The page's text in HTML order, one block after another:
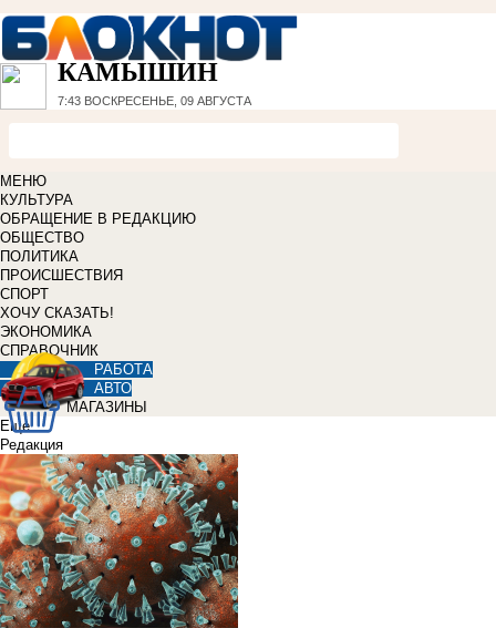
КАМЫШИН
7:43 ВОСКРЕСЕНЬЕ, 09 АВГУСТА
МЕНЮ
КУЛЬТУРА
ОБРАЩЕНИЕ В РЕДАКЦИЮ
ОБЩЕСТВО
ПОЛИТИКА
ПРОИСШЕСТВИЯ
СПОРТ
ХОЧУ СКАЗАТЬ!
ЭКОНОМИКА
СПРАВОЧНИК
РАБОТА
АВТО
МАГАЗИНЫ
Еще
Редакция